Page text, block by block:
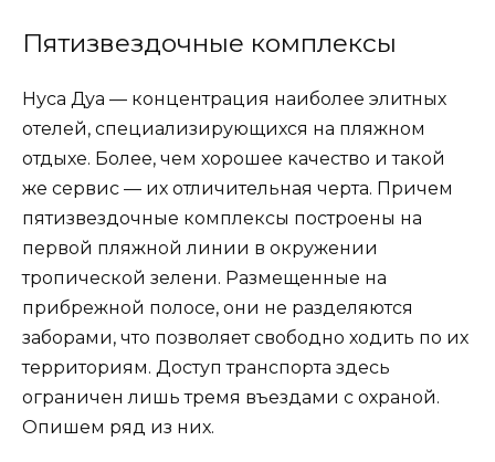
Пятизвездочные комплексы
Нуса Дуа — концентрация наиболее элитных
отелей, специализирующихся на пляжном
отдыхе. Более, чем хорошее качество и такой
же сервис — их отличительная черта. Причем
пятизвездочные комплексы построены на
первой пляжной линии в окружении
тропической зелени. Размещенные на
прибрежной полосе, они не разделяются
заборами, что позволяет свободно ходить по их
территориям. Доступ транспорта здесь
ограничен лишь тремя въездами с охраной.
Опишем ряд из них.